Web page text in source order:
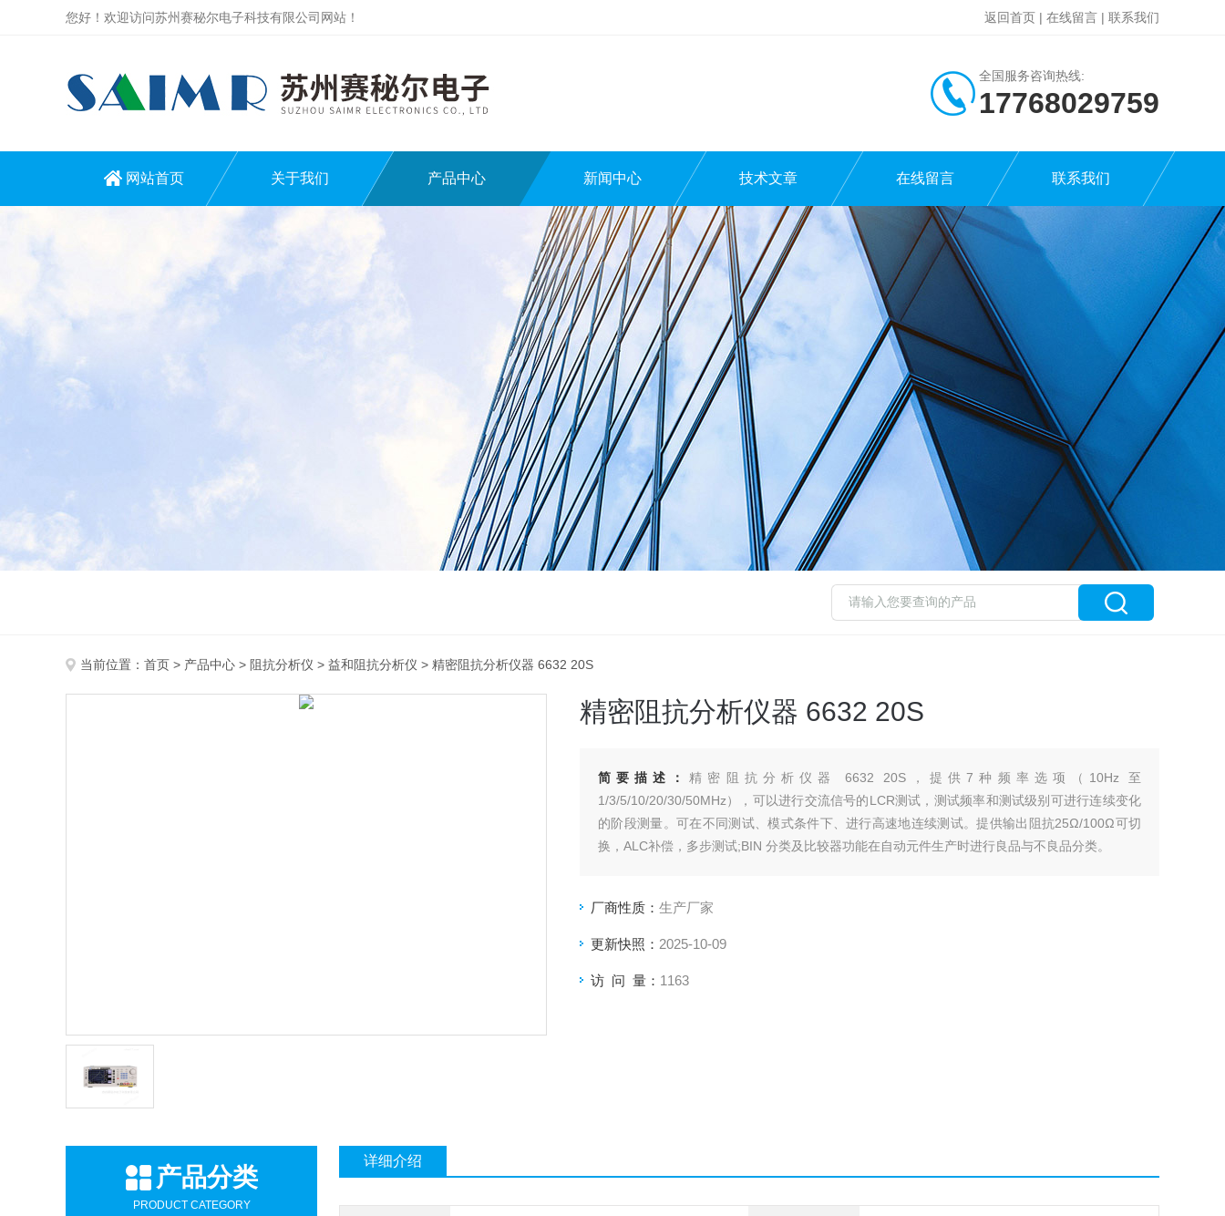
您好！欢迎访问苏州赛秘尔电子科技有限公司网站！ 返回首页 | 在线留言 | 联系我们
全国服务咨询热线:
17768029759
网站首页 关于我们 产品中心 新闻中心 技术文章 在线留言 联系我们
当前位置： 首页 > 产品中心 > 阻抗分析仪 > 益和阻抗分析仪 > 精密阻抗分析仪器 6632 20S
精密阻抗分析仪器 6632 20S
简要描述： 精密阻抗分析仪器 6632 20S，提供7种频率选项（10Hz 至
1/3/5/10/20/30/50MHz），可以进行交流信号的LCR测试，测试频率和测试级别可进行连续变化
的阶段测量。可在不同测试、模式条件下、进行高速地连续测试。提供输出阻抗25Ω/100Ω可切
换，ALC补偿，多步测试;BIN 分类及比较器功能在自动元件生产时进行良品与不良品分类。
厂商性质： 生产厂家
更新快照： 2025-10-09
访 问 量： 1163
产品分类
PRODUCT CATEGORY
详细介绍